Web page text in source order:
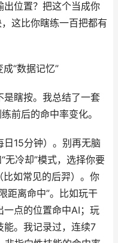
出位置？把这个当成你
这比你瞎练一百把都有
“数据记忆”
是瞎按。我总结了一套
前后的命中率变化。
15分钟）。别再无脑
无冷却”模式，选择你要
如常见的后羿）。你
距离命中”。比如玩干
一点的位置命中AI；玩
能。我记录过，连续7